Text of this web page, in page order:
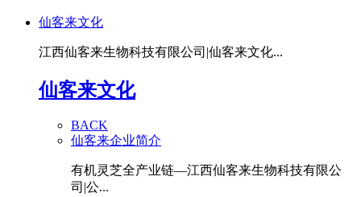
仙客来文化
江西仙客来生物科技有限公司|仙客来文化...
仙客来文化
BACK
仙客来企业简介
有机灵芝全产业链—江西仙客来生物科技有限公
司|公...